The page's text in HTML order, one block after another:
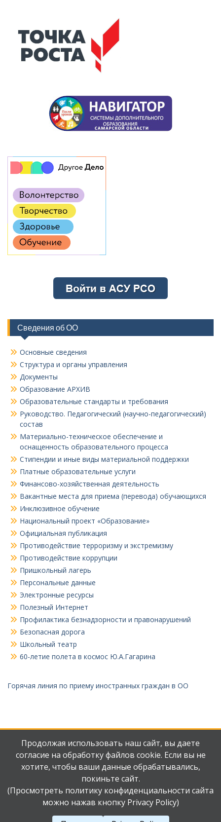
Сведения об ОО
Основные сведения
Структура и органы управления
Документы
Образование АРХИВ
Образовательные стандарты и требования
Руководство. Педагогический (научно-педагогический)
состав
Материально-техническое обеспечение и
оснащенность образовательного процесса
Стипендии и иные виды материальной поддержки
Платные образовательные услуги
Финансово-хозяйственная деятельность
Вакантные места для приема (перевода) обучающихся
Инклюзивное обучение
Национальный проект «Образование»
Официальная публикация
Противодействие терроризму и экстремизму
Противодействие коррупции
Пришкольный лагерь
Персональные данные
Электронные ресурсы
Полезный Интернет
Профилактика безнадзорности и правонарушений
Безопасная дорога
Школьный театр
60-летие полета в космос Ю.А.Гагарина
Горячая линия по приему иностранных граждан в ОО
Мы
Наш
Авторские права защищены.
Работает на WordPress |Education Hub автор:
Продолжая использовать наш сайт, вы даете
согласие на обработку файлов cookie. Если вы не
хотите, чтобы ваши данные обрабатывались,
покиньте сайт.
(Просмотреть политику конфиденциальности сайта
можно нажав кнопку Privacy Policy)